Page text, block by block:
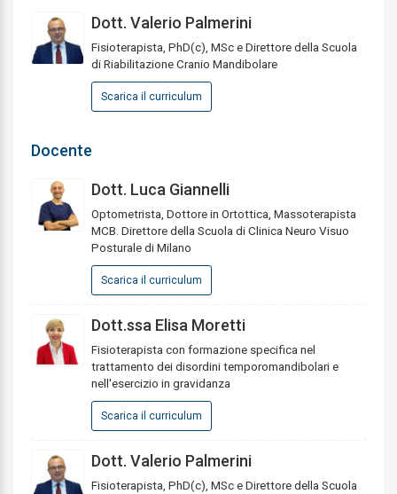
Dott. Valerio Palmerini
Fisioterapista, PhD(c), MSc e Direttore della Scuola
di Riabilitazione Cranio Mandibolare
Scarica il curriculum
Docente
Dott. Luca Giannelli
Optometrista, Dottore in Ortottica, Massoterapista
MCB. Direttore della Scuola di Clinica Neuro Visuo
Posturale di Milano
Scarica il curriculum
Dott.ssa Elisa Moretti
Fisioterapista con formazione specifica nel
trattamento dei disordini temporomandibolari e
nell'esercizio in gravidanza
Scarica il curriculum
Dott. Valerio Palmerini
Fisioterapista, PhD(c), MSc e Direttore della Scuola